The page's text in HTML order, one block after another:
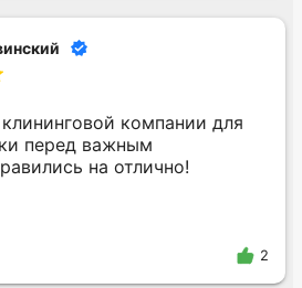
компании для
перед важным
на отлично!
2